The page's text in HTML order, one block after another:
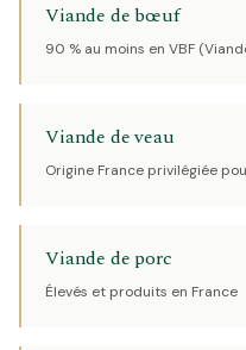
Viande de bœuf
90 % au moins en VBF
Viande de veau
Origine France privilégiée
Viande de porc
Élevés et produits en France